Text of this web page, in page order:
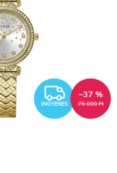
INGYENES 75 000 Ft
–37 %